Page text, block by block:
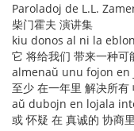
Paroladoj de L.L.
柴门霍夫 演讲集
kiu donos al ni la
它 将给我们 带来一种可
almenaŭ unu fojon
至少 在一年里 解决所有
aŭ dubojn en lojala
或 怀疑 在 真诚的 协商里